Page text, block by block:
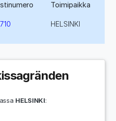
Toimipaikka
HELSINKI
HELSINKI: